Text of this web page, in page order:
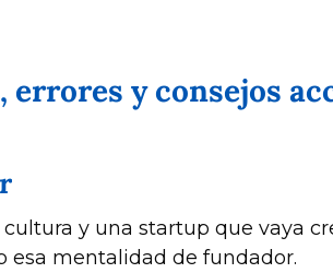
y consejos
y una startup que vaya
esa mentalidad de fundador.